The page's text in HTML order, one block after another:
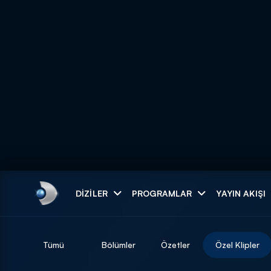
DIZILER PROGRAMLAR YAYIN AKIŞI
ARAMA SONUÇLARI
Tümü Bölümler Özetler Özel Klipler